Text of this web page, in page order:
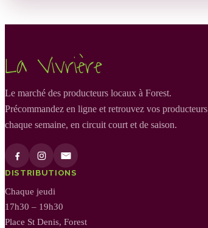
La Vivrière
Le marché des producteurs locaux à Forest.
Précommandez en ligne et retrouvez vos producteurs
chaque semaine, en circuit court et de saison.
DISTRIBUTIONS
Chaque jeudi
17h30 – 19h30
Place St Denis, Forest